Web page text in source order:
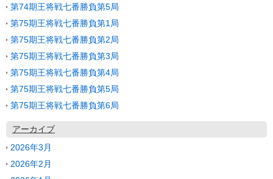
第74期王将戦七番勝負第5局
第75期王将戦七番勝負第1局
第75期王将戦七番勝負第2局
第75期王将戦七番勝負第3局
第75期王将戦七番勝負第4局
第75期王将戦七番勝負第5局
第75期王将戦七番勝負第6局
アーカイブ
2026年3月
2026年2月